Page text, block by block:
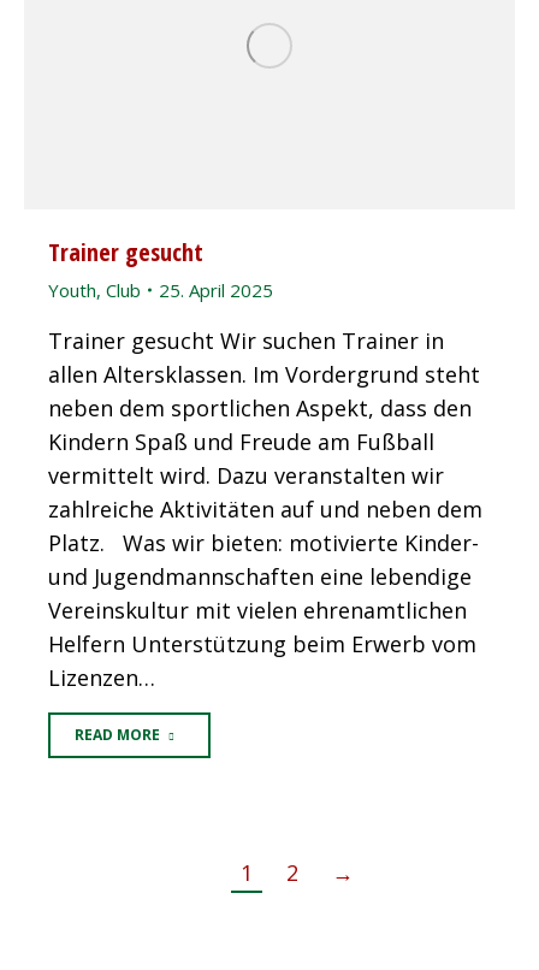
Trainer gesucht
Youth, Club 25. April 2025
Trainer gesucht Wir suchen Trainer in
allen Altersklassen. Im Vordergrund steht
neben dem sportlichen Aspekt, dass den
Kindern Spaß und Freude am Fußball
vermittelt wird. Dazu veranstalten wir
zahlreiche Aktivitäten auf und neben dem
Platz. Was wir bieten: motivierte Kinder-
und Jugendmannschaften eine lebendige
Vereinskultur mit vielen ehrenamtlichen
Helfern Unterstützung beim Erwerb vom
Lizenzen…
READ MORE
1 2 →